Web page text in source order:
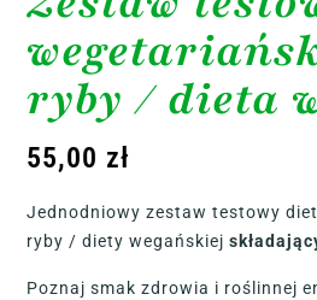
ryby / dieta
55,00 zł
Jednodniowy zestaw testowy
ryby / diety wegańskiej
Poznaj smak zdrowia i roślinnej